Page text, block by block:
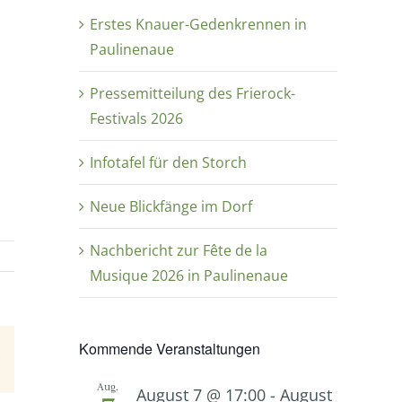
Erstes Knauer-Gedenkrennen in
Paulinenaue
Pressemitteilung des Frierock-
Festivals 2026
Infotafel für den Storch
Neue Blickfänge im Dorf
Nachbericht zur Fête de la
Musique 2026 in Paulinenaue
Kommende Veranstaltungen
Aug. August 7 @ 17:00 - August